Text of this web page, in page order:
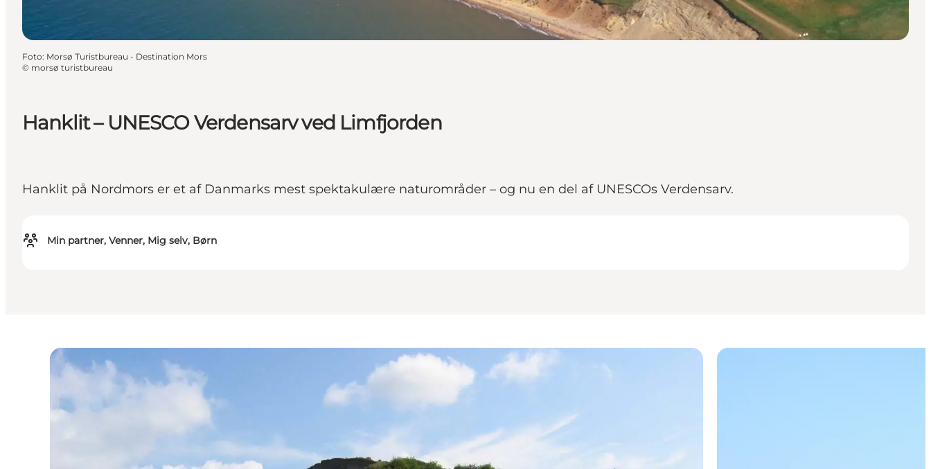
Hanklit – UNESCO Verdensarv ved Limfjorden
Hanklit på Nordmors er et af Danmarks mest spektakulære naturområder – og nu en del af UNESCOs Verdensarv.
Min partner, Venner, Mig selv, Børn
Foto: Morsø Turistbureau - Destination Mors
© morsø turistbureau